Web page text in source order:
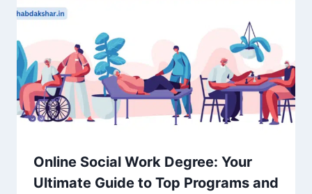
Online Social Work Degree: Your
Ultimate Guide to Top Programs and